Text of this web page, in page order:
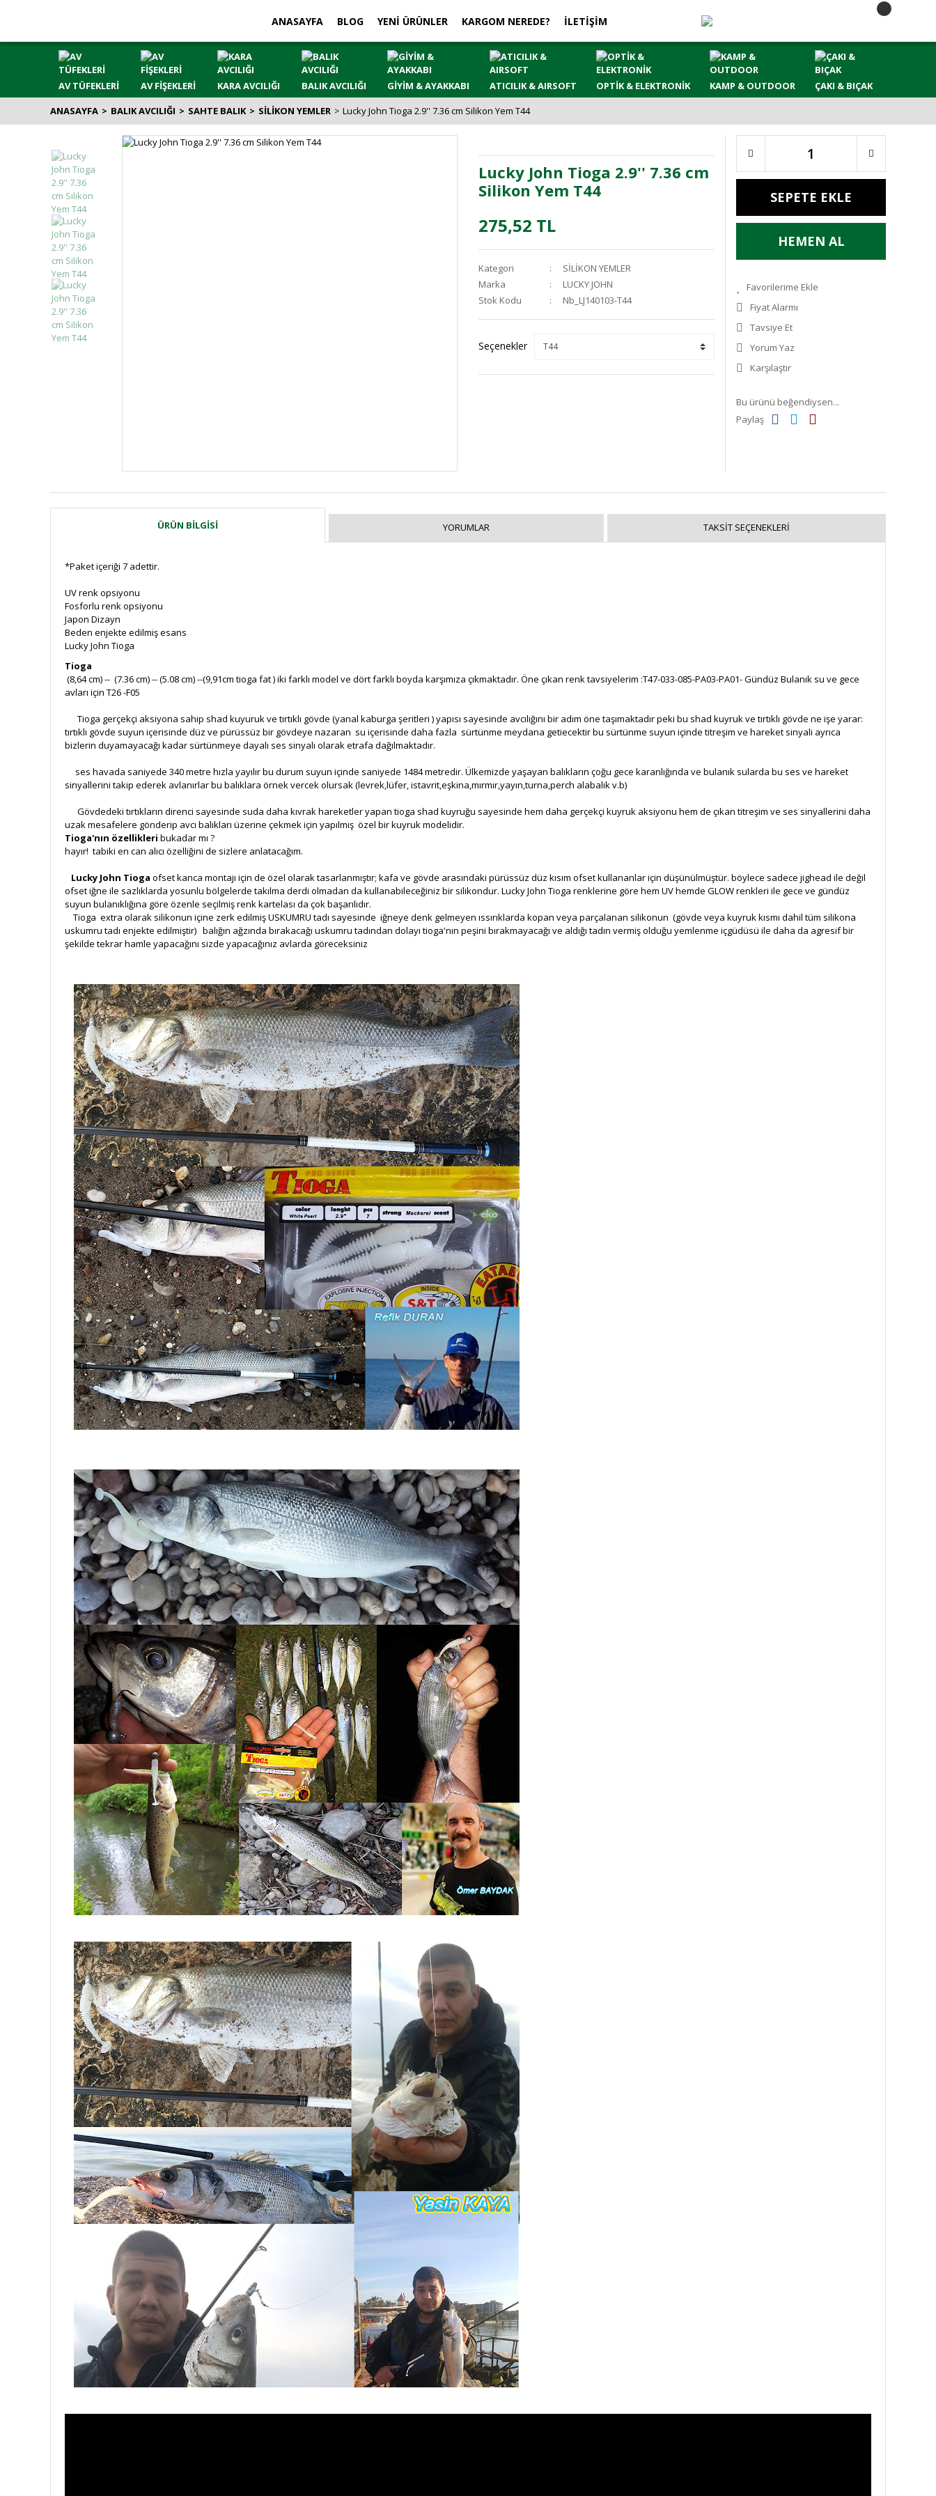
ANASAYFA BLOG YENİ ÜRÜNLER KARGOM NEREDE? İLETİŞİM
AV TÜFEKLERİ AV FİŞEKLERİ KARA AVCILIĞI BALIK AVCILIĞI GİYİM & AYAKKABI ATICILIK & AIRSOFT OPTİK & ELEKTRONİK KAMP & OUTDOOR
ÇAKI & BIÇAK
ANASAYFA
BALIK AVCILIĞI SAHTE BALIK SİLİKON YEMLER Lucky John Tioga 2.9'' 7.36 cm Silikon Yem T44
Lucky John Tioga 2.9'' 7.36 cm
Silikon Yem T44
275,52 TL
Kategori
SİLİKON YEMLER
Marka
LUCKY JOHN
Stok Kodu
Nb_LJ140103-T44
Seçenekler
SEPETE EKLE
HEMEN AL
Fiyat Alarmı
Tavsiye Et
Yorum Yaz
Karşılaştır
Bu ürünü beğendiysen...
Paylaş
ÜRÜN BILGISI YORUMLAR TAKSIT SEÇENEKLERI
*Paket içeriği 7 adettir.
UV renk opsiyonu
Fosforlu renk opsiyonu
Japon Dizayn
Beden enjekte edilmiş esans
Lucky John Tioga
Tioga
(8,64 cm) -- (7.36 cm) -- (5.08 cm) --(9,91cm tioga fat ) iki farklı model ve dört farklı boyda karşımıza çıkmaktadır. Öne çıkan renk tavsiyelerim :T47-033-085-PA03-PA01- Gündüz Bulanık su ve gece
avları için T26 -F05
Tioga gerçekçi aksiyona sahip shad kuyuruk ve tırtıklı gövde (yanal kaburga şeritleri ) yapısı sayesinde avcılığını bir adım öne taşımaktadır peki bu shad kuyruk ve tırtıklı gövde ne işe yarar:
tırtıklı gövde suyun içerisinde düz ve pürüssüz bir gövdeye nazaran su içerisinde daha fazla sürtünme meydana getiecektir bu sürtünme suyun içinde titreşim ve hareket sinyali ayrıca
bizlerin duyamayacağı kadar sürtünmeye dayalı ses sinyalı olarak etrafa dağılmaktadır.
ses havada saniyede 340 metre hızla yayılır bu durum suyun içinde saniyede 1484 metredir. Ülkemizde yaşayan balıkların çoğu gece karanlığında ve bulanık sularda bu ses ve hareket
sinyallerini takip ederek avlanırlar bu balıklara örnek vercek olursak (levrek,lüfer, istavrit,eşkina,mırmır,yayın,turna,perch alabalık v.b)
Gövdedeki tırtıkların direnci sayesinde suda daha kıvrak hareketler yapan tioga shad kuyruğu sayesinde hem daha gerçekçi kuyruk aksiyonu hem de çıkan titreşim ve ses sinyallerini daha
uzak mesafelere gönderip avcı balıkları üzerine çekmek için yapılmış özel bir kuyruk modelidir.
Tioga'nın özellikleri bukadar mı ?
hayır! tabiki en can alıcı özelliğini de sizlere anlatacağım.
Lucky John Tioga ofset kanca montajı için de özel olarak tasarlanmıştır; kafa ve gövde arasındaki pürüssüz düz kısım ofset kullananlar için düşünülmüştür. böylece sadece jighead ile değil
ofset iğne ile sazlıklarda yosunlu bölgelerde takılma derdi olmadan da kullanabileceğiniz bir silikondur. Lucky John Tioga renklerine göre hem UV hemde GLOW renkleri ile gece ve gündüz
suyun bulanıklığına göre özenle seçilmiş renk kartelası da çok başarılıdır.
Tioga extra olarak silikonun içine zerk edilmiş USKUMRU tadı sayesinde iğneye denk gelmeyen ıssırıklarda kopan veya parçalanan silikonun (gövde veya kuyruk kısmı dahil tüm silikona
uskumru tadı enjekte edilmiştir) balığın ağzında bırakacağı uskumru tadından dolayı tioga'nın peşini bırakmayacağı ve aldığı tadın vermiş olduğu yemlenme içgüdüsü ile daha da agresif bir
şekilde tekrar hamle yapacağını sizde yapacağınız avlarda göreceksiniz